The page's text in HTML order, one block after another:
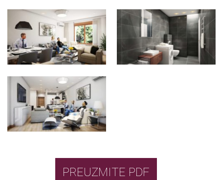
PREUZMITE PDF